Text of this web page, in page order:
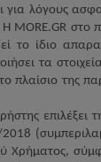
για λόγους
Η MORE.GR στο
το ίδιο
τα
πλαίσιο της
επιλέξει
Χρήματος,